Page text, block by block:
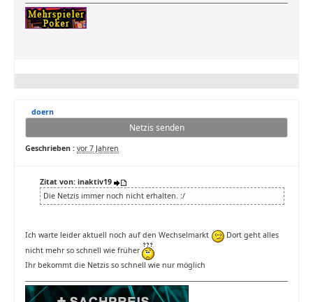
doern
Netzis senden
Geschrieben : vor 7 Jahren
Zitat von: inaktiv19
Die Netzis immer noch nicht erhalten. :/
Ich warte leider aktuell noch auf den Wechselmarkt
Dort geht alles
nicht mehr so schnell wie früher
Ihr bekommt die Netzis so schnell wie nur möglich